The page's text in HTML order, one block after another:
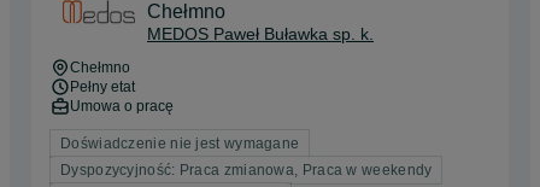
Chełmno
MEDOS Paweł Buławka sp. k.
Chełmno
Pełny etat
Umowa o pracę
Doświadczenie nie jest wymagane
Dyspozycyjność: Praca zmianowa, Praca w weekendy